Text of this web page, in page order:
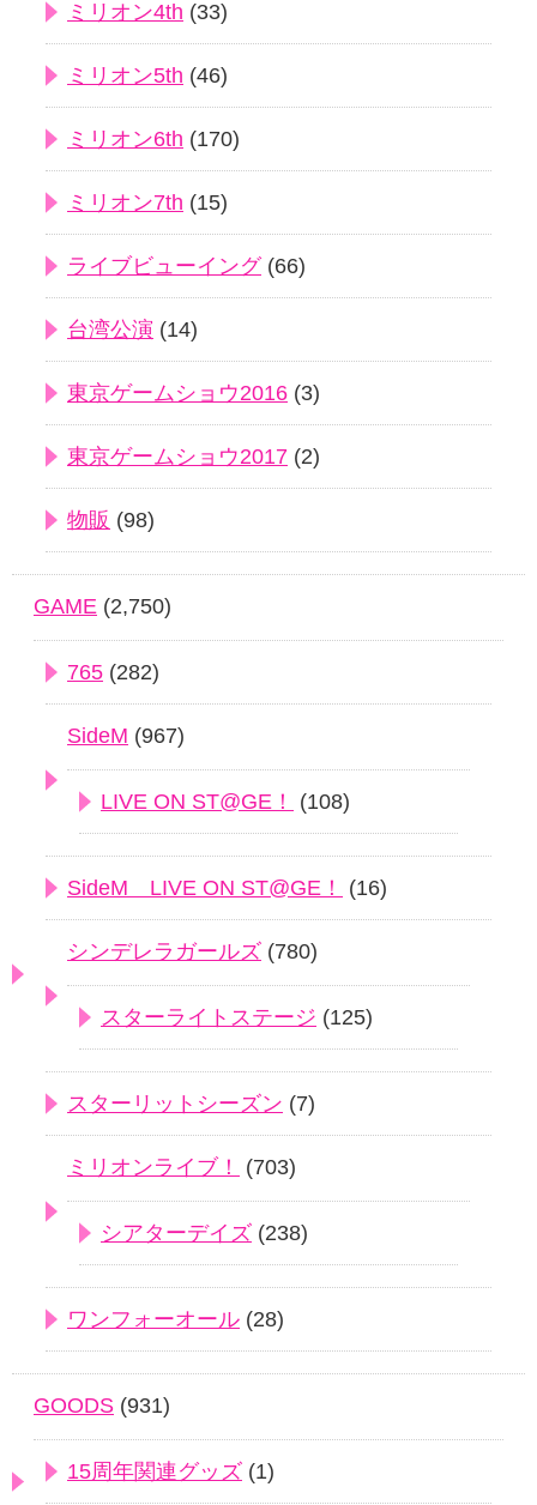
ミリオン4th (33)
ミリオン5th (46)
ミリオン6th (170)
ミリオン7th (15)
ライブビューイング(66)
台湾公演 (14)
東京ゲームショウ2016 (3)
東京ゲームショウ2017 (2)
物販 (98)
GAME (2,750)
765 (282)
SideM (967)
LIVE ON ST@GE！ (108)
SideM LIVE ON ST@GE！ (16)
シンデレラガールズ (780)
スターライトステージ (125)
スターリットシーズン (7)
ミリオンライブ！ (703)
シアターデイズ (238)
ワンフォーオール (28)
GOODS (931)
15周年関連グッズ (1)